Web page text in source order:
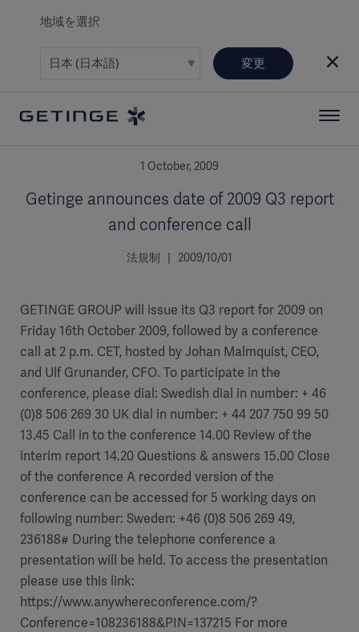
地域を選択
変更
1 October, 2009
Getinge announces date of 2009 Q3 report
and conference call
法規制 | 2009/10/01
GETINGE GROUP will issue its Q3 report for 2009 on
Friday 16th October 2009, followed by a conference
call at 2 p.m. CET, hosted by Johan Malmquist, CEO,
and Ulf Grunander, CFO. To participate in the
conference, please dial: Swedish dial in number: + 46
(0)8 506 269 30 UK dial in number: + 44 207 750 99 50
13.45 Call in to the conference 14.00 Review of the
interim report 14.20 Questions & answers 15.00 Close
of the conference A recorded version of the
conference can be accessed for 5 working days on
following number: Sweden: +46 (0)8 506 269 49,
236188# During the telephone conference a
presentation will be held. To access the presentation
please use this link:
https://www.anywhereconference.com/?
Conference=108236188&PIN=137215 For more